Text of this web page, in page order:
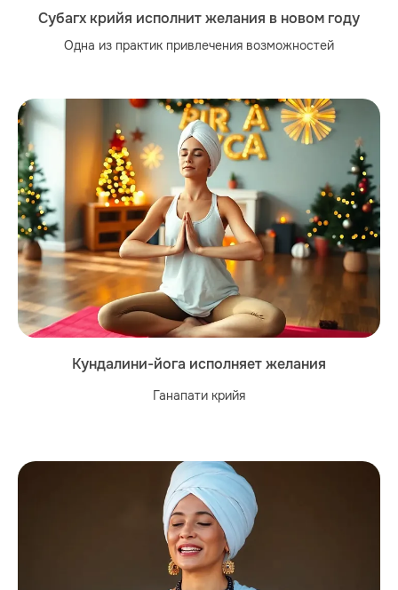
Субагх крийя исполнит желания в новом году
Одна из практик привлечения возможностей
Кундалини-йога исполняет желания
Ганапати крийя